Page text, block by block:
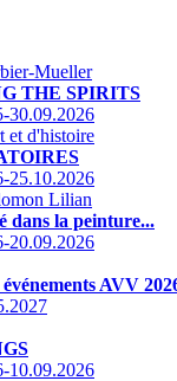
Mueller
THE SPIRITS
30.09.2026
et d'histoire
25.10.2026
Lilian
dans la peinture...
20.09.2026
AVV
10.09.2026